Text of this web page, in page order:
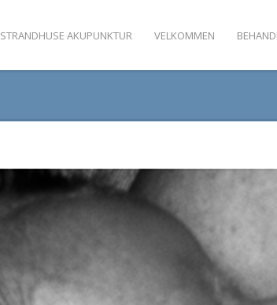
STRANDHUSE AKUPUNKTUR VELKOMMEN